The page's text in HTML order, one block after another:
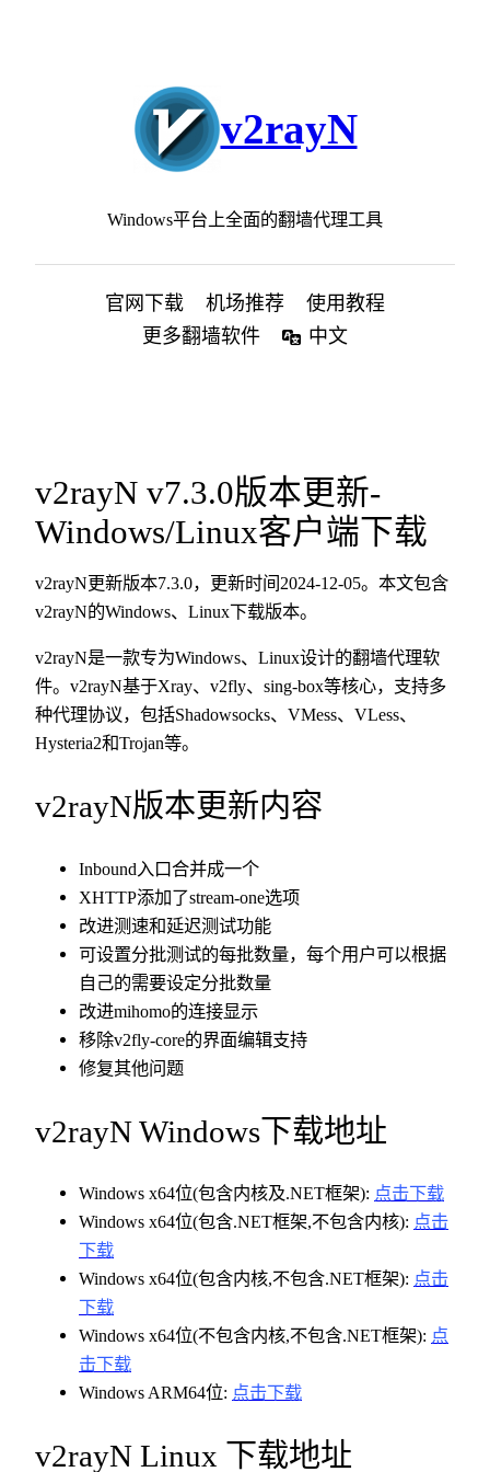
v2rayN
Windows平台上全面的翻墙代理工具
官网下载 机场推荐
使用教程
更多翻墙软件
中文
v2rayN v7.3.0版本更新-
Windows/Linux客户端下载
v2rayN更新版本7.3.0，更新时间2024-12-05。本文包含
v2rayN的Windows、Linux下载版本。
v2rayN是一款专为Windows、Linux设计的翻墙代理软
件。v2rayN基于Xray、v2fly、sing-box等核心，支持多
种代理协议，包括Shadowsocks、VMess、VLess、
Hysteria2和Trojan等。
v2rayN版本更新内容
Inbound入口合并成一个
XHTTP添加了stream-one选项
改进测速和延迟测试功能
可设置分批测试的每批数量，每个用户可以根据
自己的需要设定分批数量
改进mihomo的连接显示
移除v2fly-core的界面编辑支持
修复其他问题
v2rayN Windows下载地址
Windows x64位(包含内核及.NET框架): 点击下载
Windows x64位(包含.NET框架,不包含内核): 点击
下载
Windows x64位(包含内核,不包含.NET框架): 点击
下载
Windows x64位(不包含内核,不包含.NET框架): 点
击下载
Windows ARM64位: 点击下载
v2rayN Linux 下载地址